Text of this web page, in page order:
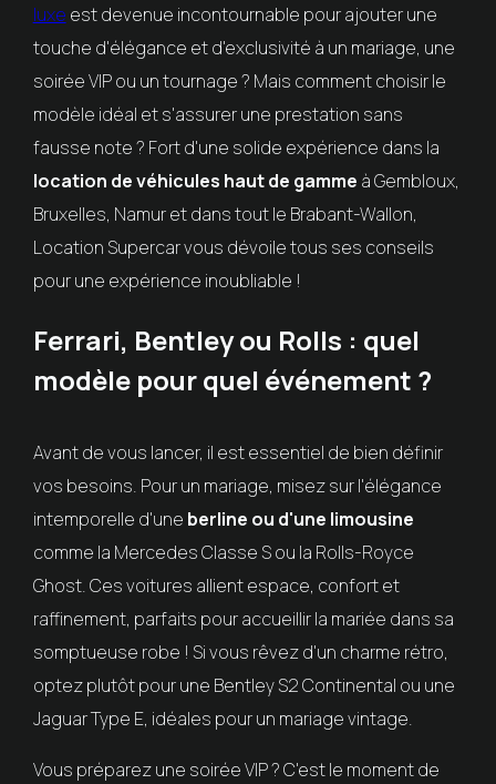
luxe est devenue incontournable pour ajouter une
touche d'élégance et d'exclusivité à un mariage, une
soirée VIP ou un tournage ? Mais comment choisir le
modèle idéal et s'assurer une prestation sans
fausse note ? Fort d'une solide expérience dans la
location de véhicules haut de gamme à Gembloux,
Bruxelles, Namur et dans tout le Brabant-Wallon,
Location Supercar vous dévoile tous ses conseils
pour une expérience inoubliable !
Ferrari, Bentley ou Rolls : quel
modèle pour quel événement ?
Avant de vous lancer, il est essentiel de bien définir
vos besoins. Pour un mariage, misez sur l'élégance
intemporelle d'une berline ou d'une limousine
comme la Mercedes Classe S ou la Rolls-Royce
Ghost. Ces voitures allient espace, confort et
raffinement, parfaits pour accueillir la mariée dans sa
somptueuse robe ! Si vous rêvez d'un charme rétro,
optez plutôt pour une Bentley S2 Continental ou une
Jaguar Type E, idéales pour un mariage vintage.
Vous préparez une soirée VIP ? C'est le moment de